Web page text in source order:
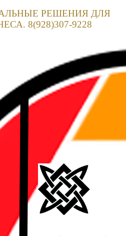
РЕШЕНИЯ ДЛЯ
8(928)307-9228